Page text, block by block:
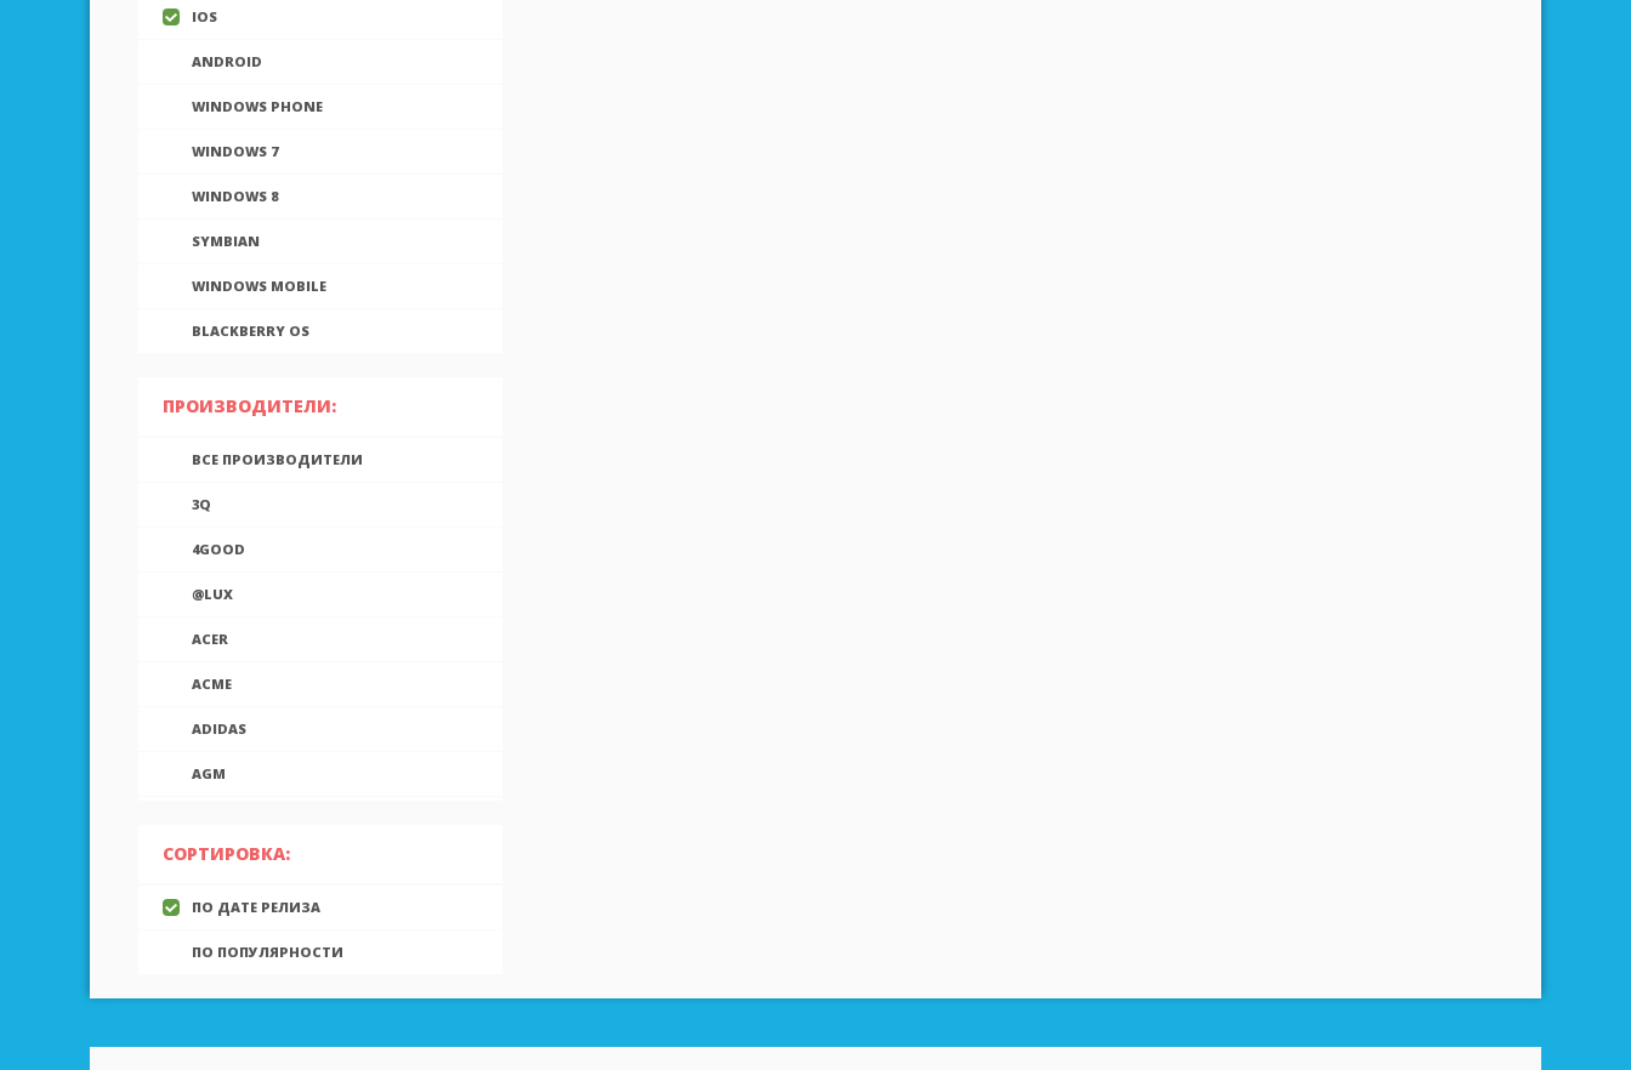
IOS
ANDROID
WINDOWS PHONE
WINDOWS 7
WINDOWS 8
SYMBIAN
WINDOWS MOBILE
BLACKBERRY OS
ПРОИЗВОДИТЕЛИ:
ВСЕ ПРОИЗВОДИТЕЛИ
3Q
4GOOD
@LUX
ACER
ACME
ADIDAS
AGM
AIGO
AINOL
AIRON
ALCATEL
ALLVIEW
СОРТИРОВКА:
ПО ДАТЕ РЕЛИЗА
ПО ПОПУЛЯРНОСТИ